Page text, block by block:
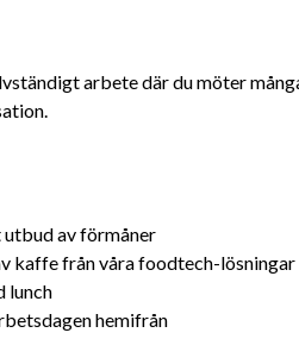
arbete där du möter
av förmåner
kaffe från våra foodtech-lösningar
lunch
hemifrån